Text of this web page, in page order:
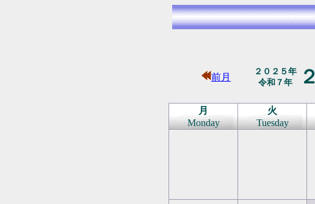
前月
２０２５年
令和７年
月
Monday
火
Tuesday